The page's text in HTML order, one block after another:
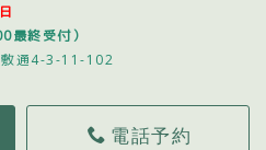
終受付）
通4-3-11-102
電話予約